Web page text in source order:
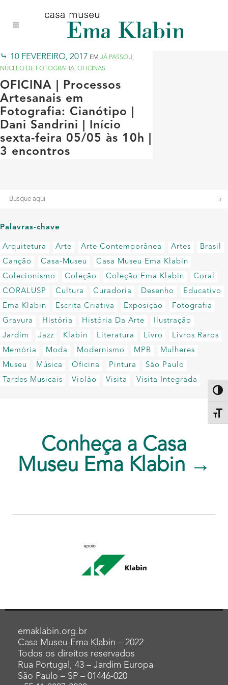
conteúdo
navegação
site
10 FEVEREIRO, 2017 EM JÁ PASSOU,
NÚCLEO DE FOTOGRAFIA, OFICINAS
OFICINA | Processos
Artesanais em
Fotografia: Cianótipo |
Dani Sandrini | Início
sexta-feira 05/05 às 10h |
3 encontros
Palavras-chave
Arquitetura Arte Arte Contemporânea Artes
Brasil
Canção
Casa-Museu
Casa Museu Ema Klabin
Colecionismo
Coleção Coleção Ema Klabin
Coral
CORALUSP
Cultura Curadoria Desenho
Educativo
Ema Klabin
Escrita Criativa Exposição
Fotografia
Gravura
História História Da Arte
Ilustração
Jardim
Jazz Klabin Literatura Livro
Livros Raros
Memória
Moda Modernismo MPB
Mulheres
Museu
Música Oficina Pintura
São Paulo
Tardes Musicais
Violão Visita Visita Integrada
Conheça a Casa
Museu Ema Klabin →
emaklabin.org.br
Casa Museu Ema Klabin – 2022
Todos os direitos reservados
Rua Portugal, 43 – Jardim Europa
São Paulo – SP – 01446-020